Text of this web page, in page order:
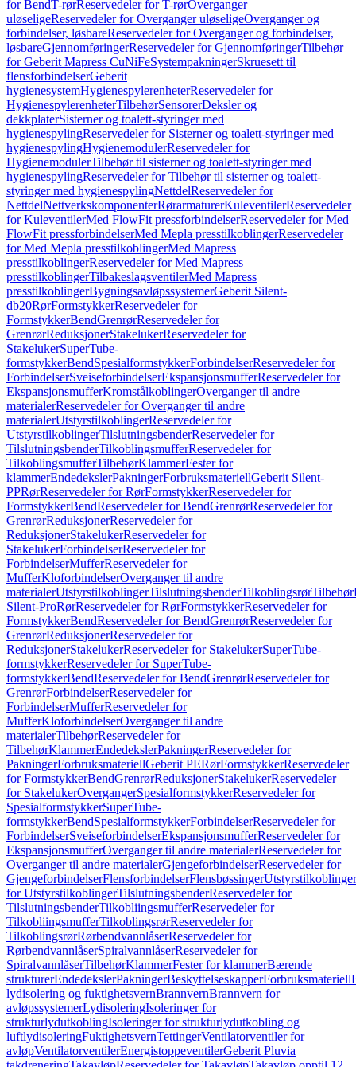
for BendT-rørReservedeler for T-rørOverganger
uløseligeReservedeler for Overganger uløseligeOverganger og
forbindelser, løsbareReservedeler for Overganger og forbindelser,
løsbareGjennomføringerReservedeler for GjennomføringerTilbehør
for Geberit Mapress CuNiFeSystempakningerSkruesett til
flensforbindelserGeberit
hygienesystemHygienespylerenheterReservedeler for
HygienespylerenheterTilbehørSensorerDeksler og
dekkplaterSisterner og toalett-styringer med
hygienespylingReservedeler for Sisterner og toalett-styringer med
hygienespylingHygienemodulerReservedeler for
HygienemodulerTilbehør til sisterner og toalett-styringer med
hygienespylingReservedeler for Tilbehør til sisterner og toalett-
styringer med hygienespylingNettdelReservedeler for
NettdelNettverkskomponenterRørarmaturerKuleventilerReservedeler
for KuleventilerMed FlowFit pressforbindelserReservedeler for Med
FlowFit pressforbindelserMed Mepla presstilkoblingerReservedeler
for Med Mepla presstilkoblingerMed Mapress
presstilkoblingerReservedeler for Med Mapress
presstilkoblingerTilbakeslagsventilerMed Mapress
presstilkoblingerBygningsavløpssystemerGeberit Silent-
db20RørFormstykkerReservedeler for
FormstykkerBendGrenrørReservedeler for
GrenrørReduksjonerStakelukerReservedeler for
StakelukerSuperTube-
formstykkerBendSpesialformstykkerForbindelserReservedeler for
ForbindelserSveiseforbindelserEkspansjonsmufferReservedeler for
EkspansjonsmufferKromstålkoblingerOverganger til andre
materialerReservedeler for Overganger til andre
materialerUtstyrstilkoblingerReservedeler for
UtstyrstilkoblingerTilslutningsbenderReservedeler for
TilslutningsbenderTilkoblingsmufferReservedeler for
TilkoblingsmufferTilbehørKlammerFester for
klammerEndedekslerPakningerForbruksmateriellGeberit Silent-
PPRørReservedeler for RørFormstykkerReservedeler for
FormstykkerBendReservedeler for BendGrenrørReservedeler for
GrenrørReduksjonerReservedeler for
ReduksjonerStakelukerReservedeler for
StakelukerForbindelserReservedeler for
ForbindelserMufferReservedeler for
MufferKloforbindelserOverganger til andre
materialerUtstyrstilkoblingerTilslutningsbenderTilkoblingsrørTilbehør
Silent-ProRørReservedeler for RørFormstykkerReservedeler for
FormstykkerBendReservedeler for BendGrenrørReservedeler for
GrenrørReduksjonerReservedeler for
ReduksjonerStakelukerReservedeler for StakelukerSuperTube-
formstykkerReservedeler for SuperTube-
formstykkerBendReservedeler for BendGrenrørReservedeler for
GrenrørForbindelserReservedeler for
ForbindelserMufferReservedeler for
MufferKloforbindelserOverganger til andre
materialerTilbehørReservedeler for
TilbehørKlammerEndedekslerPakningerReservedeler for
PakningerForbruksmateriellGeberit PERørFormstykkerReservedeler
for FormstykkerBendGrenrørReduksjonerStakelukerReservedeler
for StakelukerOvergangerSpesialformstykkerReservedeler for
SpesialformstykkerSuperTube-
formstykkerBendSpesialformstykkerForbindelserReservedeler for
ForbindelserSveiseforbindelserEkspansjonsmufferReservedeler for
EkspansjonsmufferOverganger til andre materialerReservedeler for
Overganger til andre materialerGjengeforbindelserReservedeler for
GjengeforbindelserFlensforbindelserFlensbøssingerUtstyrstilkoblinger
for UtstyrstilkoblingerTilslutningsbenderReservedeler for
TilslutningsbenderTilkobliingsmufferReservedeler for
TilkobliingsmufferTilkoblingsrørReservedeler for
TilkoblingsrørRørbendvannlåserReservedeler for
RørbendvannlåserSpiralvannlåserReservedeler for
SpiralvannlåserTilbehørKlammerFester for klammerBærende
strukturerEndedekslerPakningerBeskyttelseskapperForbruksmateriell
lydisolering og fuktighetsvernBrannvernBrannvern for
avløpssystemerLydisoleringIsoleringer for
strukturlydutkoblingIsoleringer for strukturlydutkobling og
luftlydisoleringFuktighetsvernTettingerVentilatorventiler for
avløpVentilatorventilerEnergistoppeventilerGeberit Pluvia